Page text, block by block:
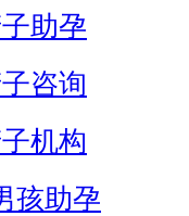
助孕
咨询
机构
孩助孕